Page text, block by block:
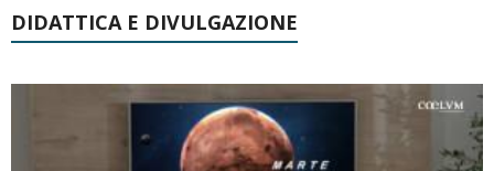
DIDATTICA E DIVULGAZIONE